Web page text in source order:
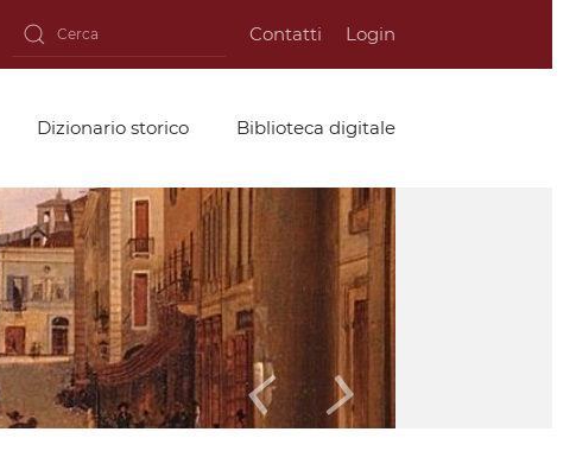
Contatti Login
Dizionario storico Biblioteca digitale